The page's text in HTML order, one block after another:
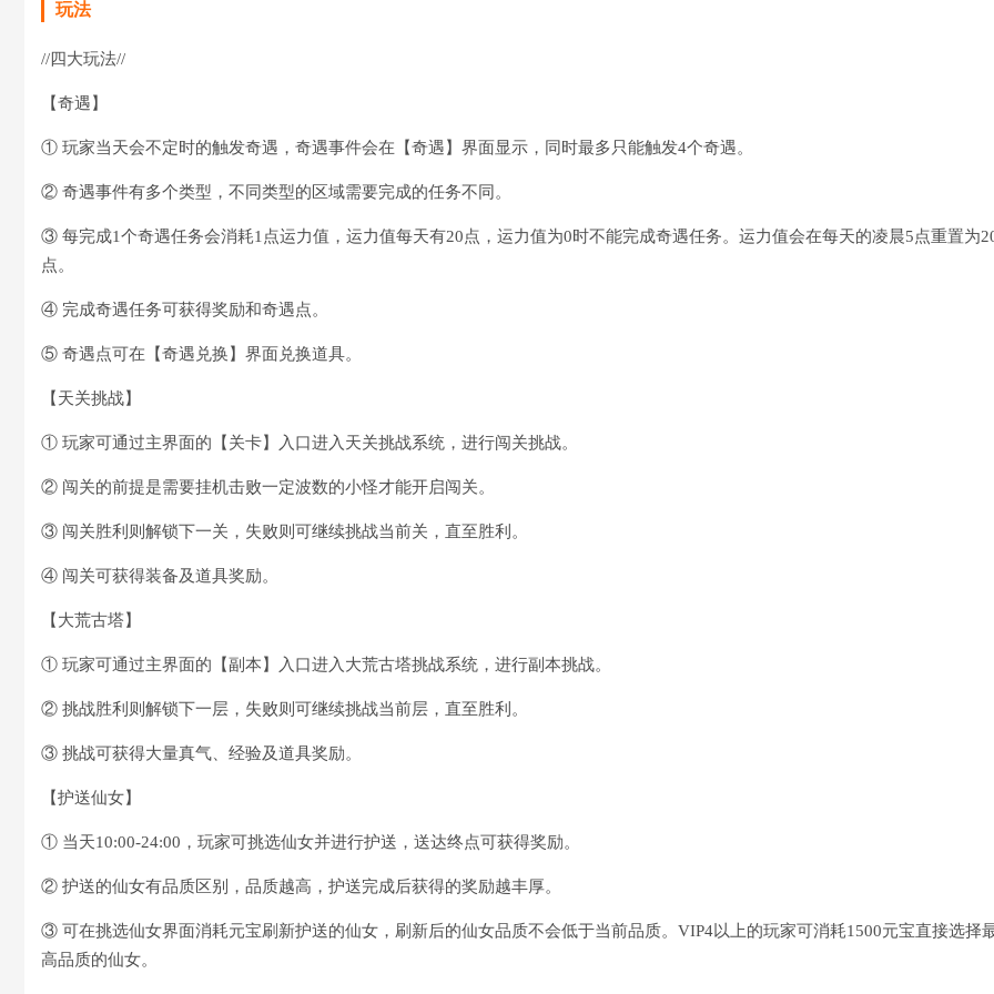
玩法
//四大玩法//
【奇遇】
① 玩家当天会不定时的触发奇遇，奇遇事件会在【奇遇】界面显示，同时最多只能触发4个奇遇。
② 奇遇事件有多个类型，不同类型的区域需要完成的任务不同。
③ 每完成1个奇遇任务会消耗1点运力值，运力值每天有20点，运力值为0时不能完成奇遇任务。运力值会在每天的凌晨5点重置为
点。
④ 完成奇遇任务可获得奖励和奇遇点。
⑤ 奇遇点可在【奇遇兑换】界面兑换道具。
【天关挑战】
① 玩家可通过主界面的【关卡】入口进入天关挑战系统，进行闯关挑战。
② 闯关的前提是需要挂机击败一定波数的小怪才能开启闯关。
③ 闯关胜利则解锁下一关，失败则可继续挑战当前关，直至胜利。
④ 闯关可获得装备及道具奖励。
【大荒古塔】
① 玩家可通过主界面的【副本】入口进入大荒古塔挑战系统，进行副本挑战。
② 挑战胜利则解锁下一层，失败则可继续挑战当前层，直至胜利。
③ 挑战可获得大量真气、经验及道具奖励。
【护送仙女】
① 当天10:00-24:00，玩家可挑选仙女并进行护送，送达终点可获得奖励。
② 护送的仙女有品质区别，品质越高，护送完成后获得的奖励越丰厚。
③ 可在挑选仙女界面消耗元宝刷新护送的仙女，刷新后的仙女品质不会低于当前品质。VIP4以上的玩家可消耗1500元宝直接选择
高品质的仙女。